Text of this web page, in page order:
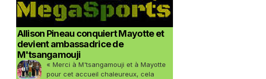
Allison Pineau conquiert Mayotte et
devient ambassadrice de
M'tsangamouji
« Merci à M'tsangamouji et à Mayotte
pour cet accueil chaleureux, cela